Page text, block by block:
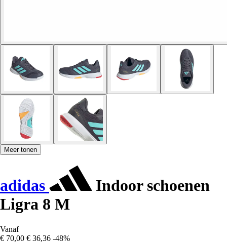
Meer tonen
adidas
Indoor schoenen
Ligra 8 M
Vanaf
€ 70,00 € 36,36 -48%